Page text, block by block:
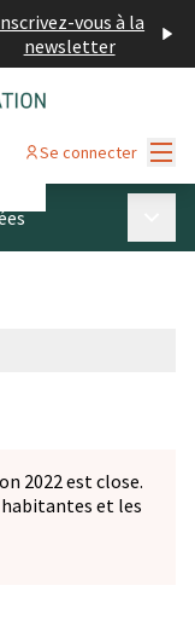
vous à la
newsletter
Se connecter
2022 est close.
habitantes et les